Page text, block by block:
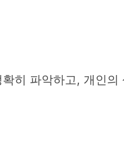
히 파악하고, 개인의